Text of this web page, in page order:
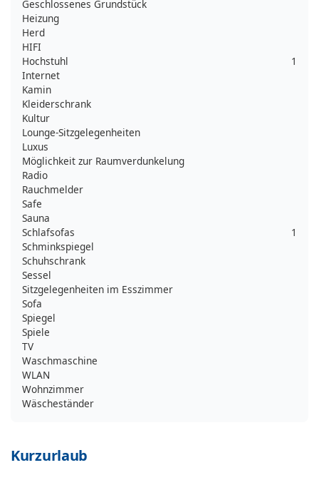
Geschlossenes Grundstück
Heizung
Herd
HIFI
Hochstuhl
1
Internet
Kamin
Kleiderschrank
Kultur
Lounge-Sitzgelegenheiten
Luxus
Möglichkeit zur Raumverdunkelung
Radio
Rauchmelder
Safe
Sauna
Schlafsofas
1
Schminkspiegel
Schuhschrank
Sessel
Sitzgelegenheiten im Esszimmer
Sofa
Spiegel
Spiele
TV
Waschmaschine
WLAN
Wohnzimmer
Wäscheständer
Kurzurlaub